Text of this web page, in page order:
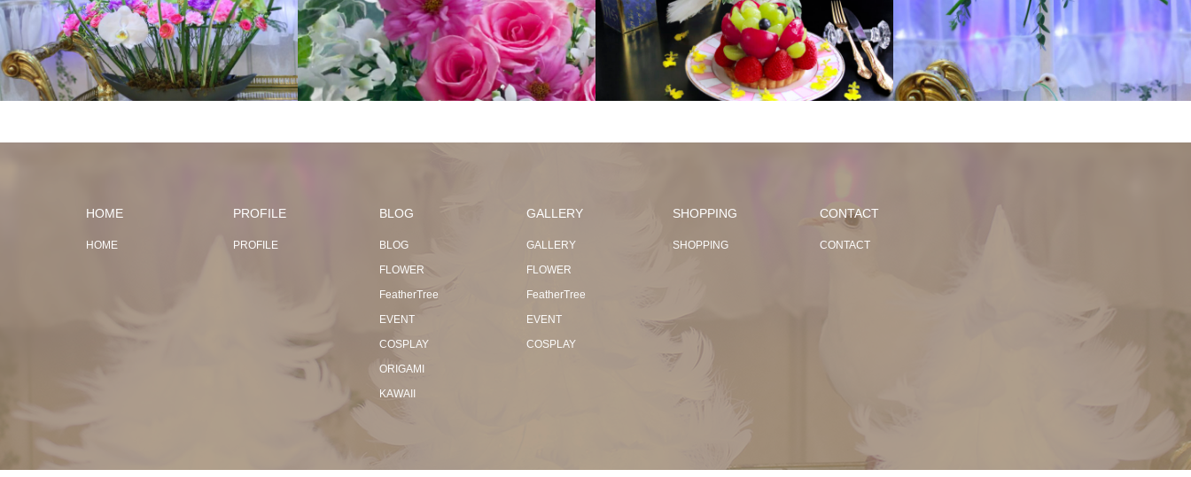
HOME
HOME
PROFILE
PROFILE
BLOG
BLOG
FLOWER
FeatherTree
EVENT
COSPLAY
ORIGAMI
KAWAII
GALLERY
GALLERY
FLOWER
FeatherTree
EVENT
COSPLAY
SHOPPING
SHOPPING
CONTACT
CONTACT